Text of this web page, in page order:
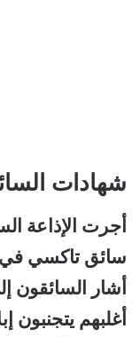
شهادات
سائق تاكسي في
أشار السائقون
أغلبهم